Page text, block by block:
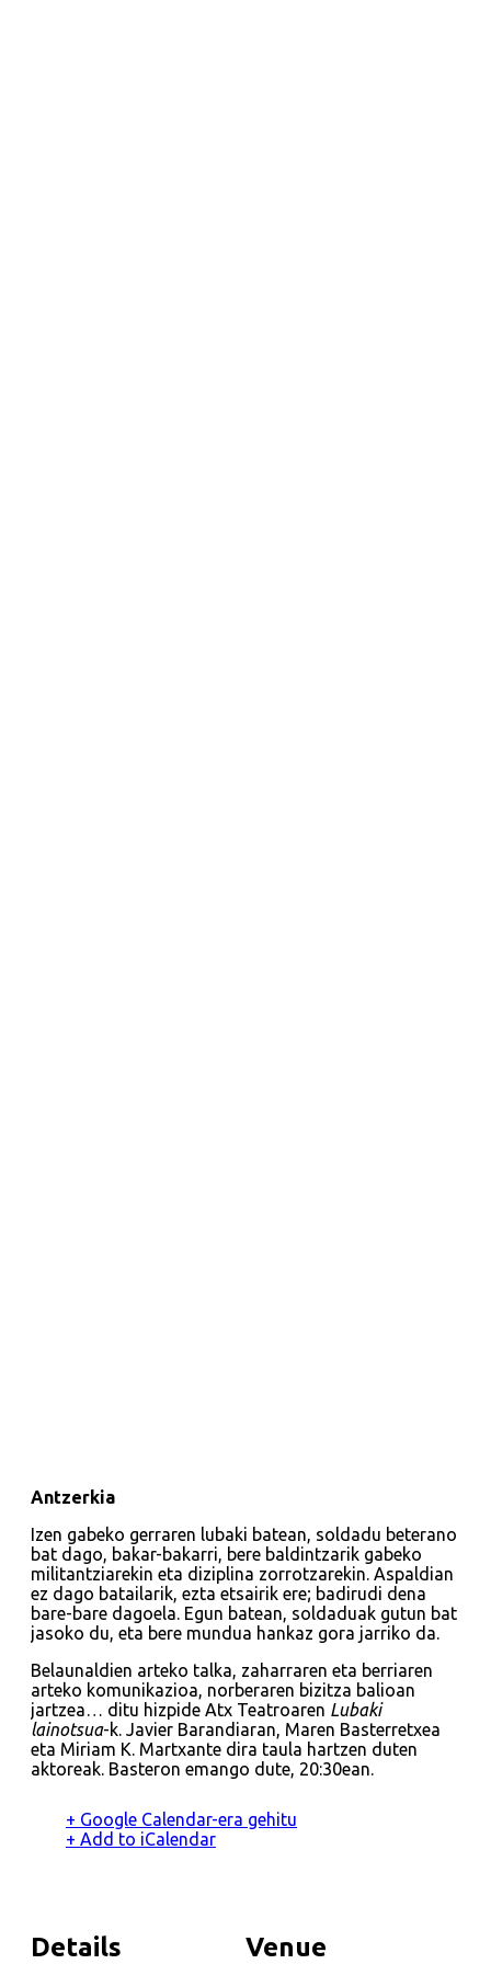
Antzerkia
Izen gabeko gerraren lubaki batean, soldadu beterano
bat dago, bakar-bakarri, bere baldintzarik gabeko
militantziarekin eta diziplina zorrotzarekin. Aspaldian
ez dago batailarik, ezta etsairik ere; badirudi dena
bare-bare dagoela. Egun batean, soldaduak gutun bat
jasoko du, eta bere mundua hankaz gora jarriko da.
Belaunaldien arteko talka, zaharraren eta berriaren
arteko komunikazioa, norberaren bizitza balioan
jartzea… ditu hizpide Atx Teatroaren Lubaki
lainotsua-k. Javier Barandiaran, Maren Basterretxea
eta Miriam K. Martxante dira taula hartzen duten
aktoreak. Basteron emango dute, 20:30ean.
+ Google Calendar-era gehitu
+ Add to iCalendar
Details Venue